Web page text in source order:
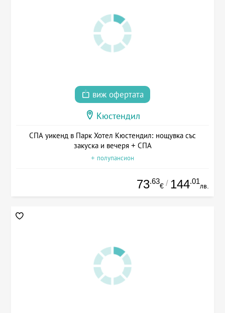
виж офертата
Кюстендил
СПА уикенд в Парк Хотел Кюстендил: нощувка със
закуска и вечеря + СПА
+ полупансион
73.63
€ / 144.01
лв.